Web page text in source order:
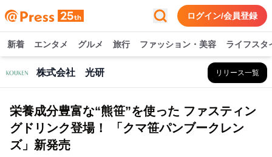
ログイン/会員登録
新着 エンタメ グルメ 旅行 ファッション・美容 ライフスタ
株式会社 光研 リリース一覧
栄養成分豊富な“熊笹”を使った ファスティン
グドリンク登場！ 「クマ笹パンブークレン
ズ」新発売